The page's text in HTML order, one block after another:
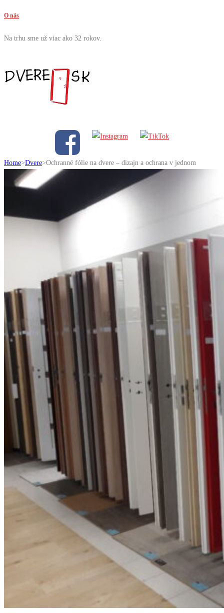
O nás
Na trhu sme už viac ako 32 rokov.
Home>Dvere>Ochranné fólie na dvere – dizajn a ochrana v jednom